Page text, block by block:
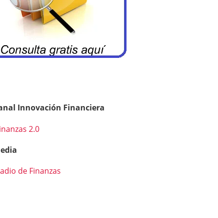
Innovación Financiera
2.0
de Finanzas